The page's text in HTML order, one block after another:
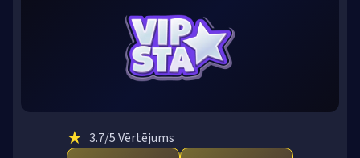
★ 3.7/5 Vērtējums